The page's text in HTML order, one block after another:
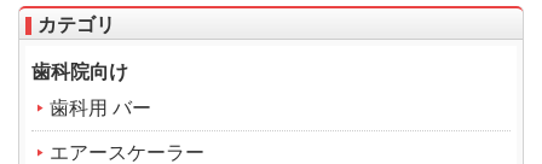
カテゴリ
歯科院向け
歯科用 バー
エアースケーラー